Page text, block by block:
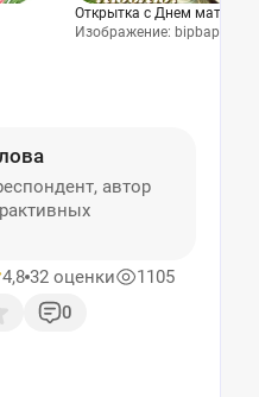
Открытка с Днем матери
Изображение: bipbap.ru
автор
4,8 32 оценки
1105
0